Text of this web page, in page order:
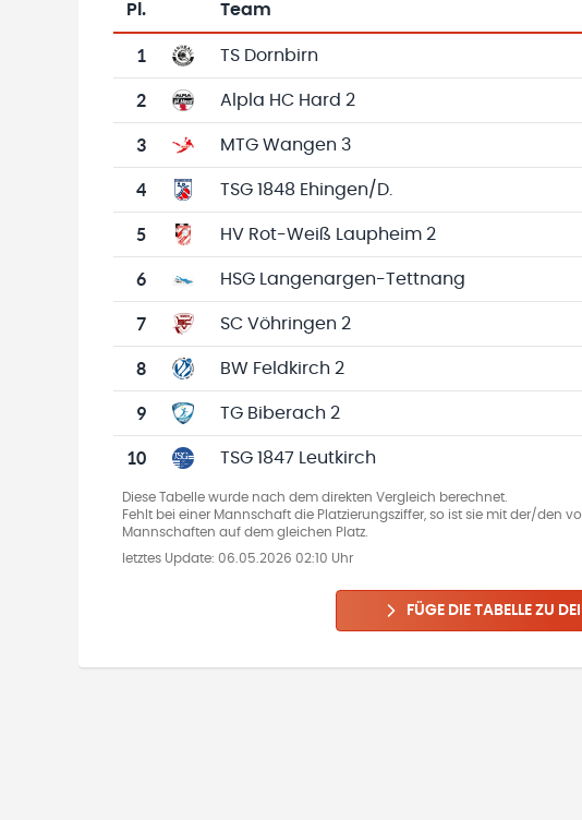
Tabelle mit Vereinsplatzierungen, Spielen, Toren und
Pl. Team
1 TS Dornbirn
2 Alpla HC Hard 2
3 MTG Wangen 3
4 TSG 1848 Ehingen/D.
5 HV Rot-Weiß Laupheim 2
6 HSG Langenargen-Tettnang
7 SC Vöhringen 2
8 BW Feldkirch 2
9 TG Biberach 2
10 TSG 1847 Leutkirch
Diese Tabelle wurde nach dem direkten Vergleich berechnet.
Fehlt bei einer Mannschaft die Platzierungsziffer, so ist sie mit der/den
Mannschaften auf dem gleichen Platz.
letztes Update: 06.05.2026 02:10 Uhr
FÜGE DIE TABELLE ZU